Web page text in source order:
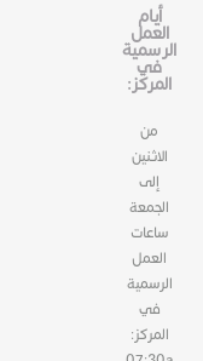
أيام
العمل
الرسمية
في
المركز:
من
الاثنين
إلى
الجمعة
ساعات
العمل
الرسمية
في
المركز: